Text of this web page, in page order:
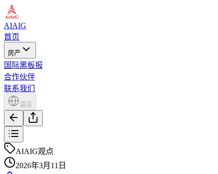
AIAIG
首页
房产
国际黑板报
合作伙伴
联系我们
语言
AIAIG观点
2026年3月11日